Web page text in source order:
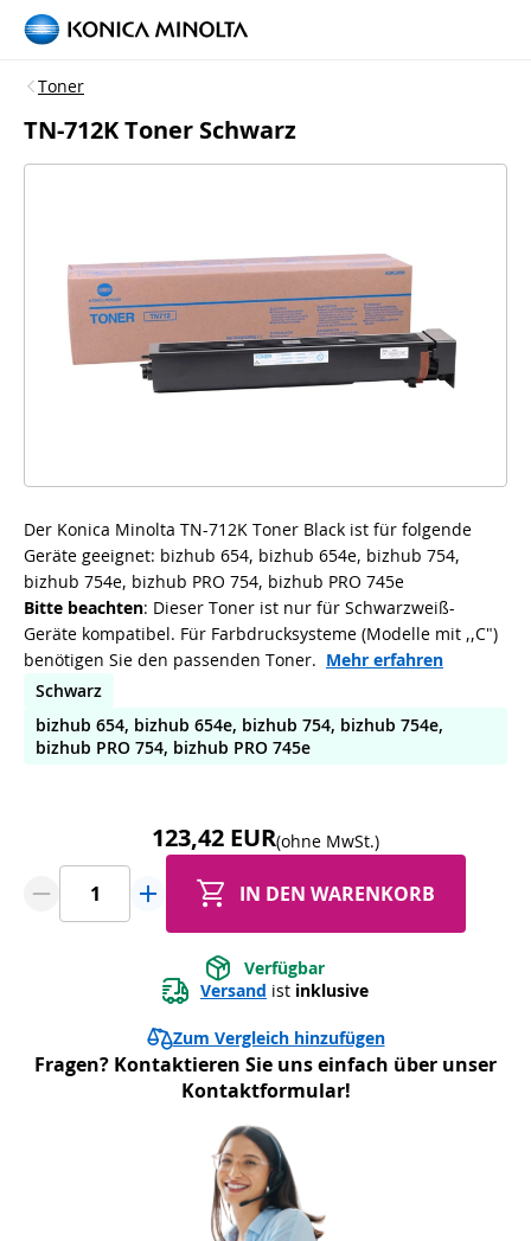
Toner
TN-712K Toner Schwarz
Der Konica Minolta TN-712K Toner Black ist für folgende
Geräte geeignet: bizhub 654, bizhub 654e, bizhub 754,
bizhub 754e, bizhub PRO 754, bizhub PRO 745e
Bitte beachten: Dieser Toner ist nur für Schwarzweiß-
Geräte kompatibel. Für Farbdrucksysteme (Modelle mit ,,C")
benötigen Sie den passenden Toner. Mehr erfahren
Schwarz
bizhub 654, bizhub 654e, bizhub 754, bizhub 754e,
bizhub PRO 754, bizhub PRO 745e
123,42 EUR(ohne MwSt.)
IN DEN WARENKORB
Verfügbar
Versand ist inklusive
Zum Vergleich hinzufügen
Fragen? Kontaktieren Sie uns einfach über unser
Kontaktformular!